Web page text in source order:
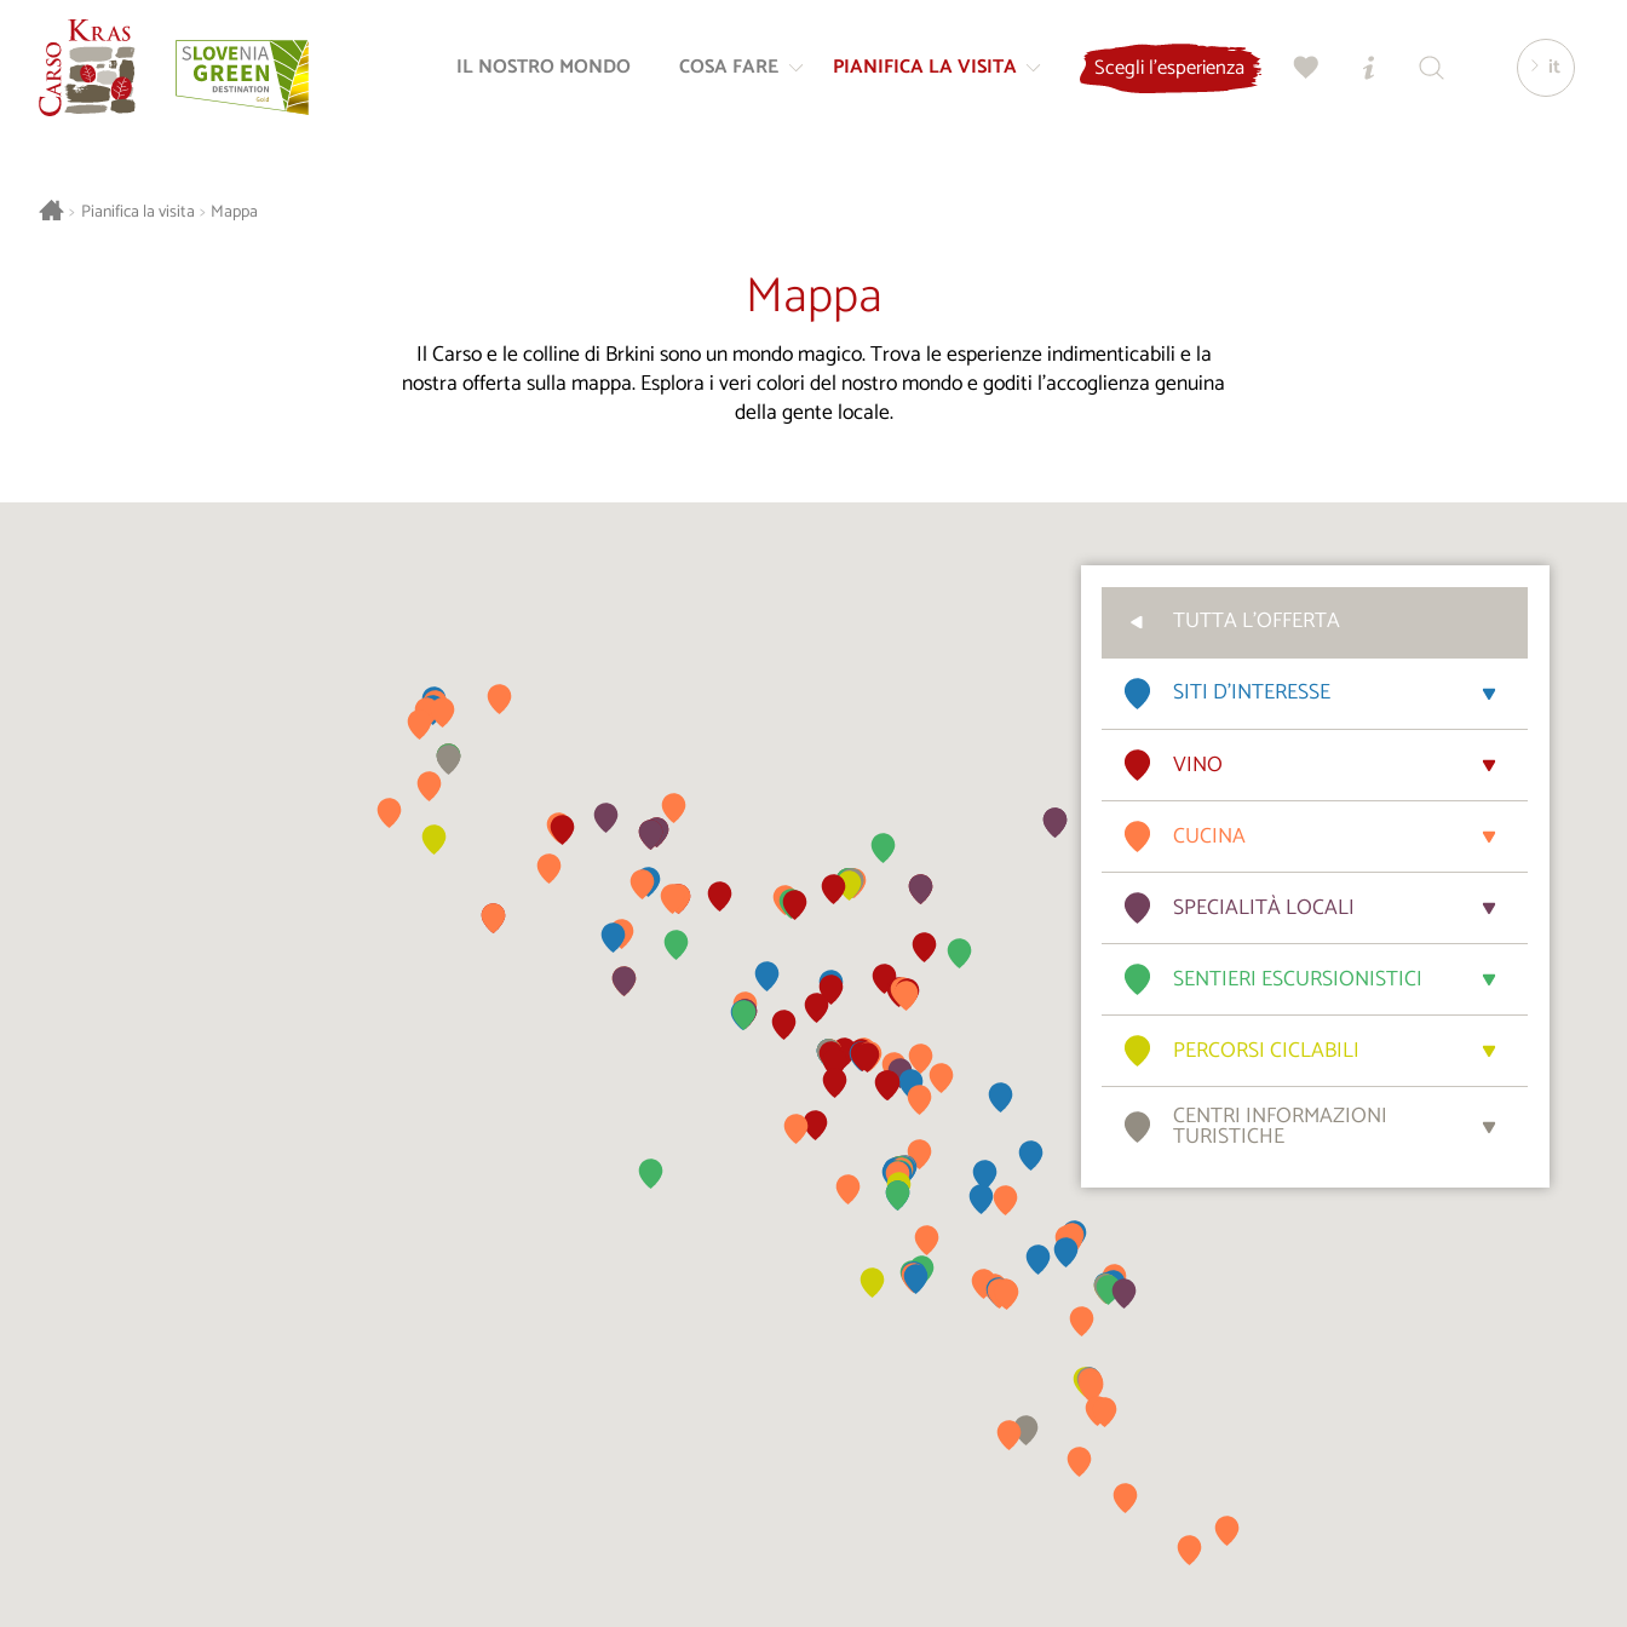
alla
IL NOSTRO MONDO COSA FARE PIANIFICA LA VISITA Scegli l'esperienza it
> Pianifica la visita > Mappa
Mappa
Il Carso e le colline di Brkini sono un mondo magico. Trova le esperienze indimenticabili e la
nostra offerta sulla mappa. Esplora i veri colori del nostro mondo e goditi l'accoglienza genuina
della gente locale.
TUTTA L'OFFERTA
SITI D’INTERESSE
VINO
CUCINA
SPECIALITÀ LOCALI
SENTIERI ESCURSIONISTICI
PERCORSI CICLABILI
CENTRI INFORMAZIONI
TURISTICHE